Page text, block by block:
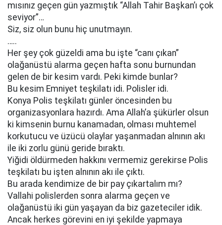
mısınız geçen gün yazmıştık “Allah Tahir Başkan’ı çok
seviyor”…
Siz, siz olun bunu hiç unutmayın.
…..
Her şey çok güzeldi ama bu işte “canı çıkan”
olağanüstü alarma geçen hafta sonu burnundan
gelen de bir kesim vardı. Peki kimde bunlar?
Bu kesim Emniyet teşkilatı idi. Polisler idi.
Konya Polis teşkilatı günler öncesinden bu
organizasyonlara hazırdı. Ama Allah’a şükürler olsun
ki kimsenin burnu kanamadan, olması muhtemel
korkutucu ve üzücü olaylar yaşanmadan alnının akı
ile iki zorlu günü geride bıraktı.
Yiğidi öldürmeden hakkını vermemiz gerekirse Polis
teşkilatı bu işten alnının akı ile çıktı.
Bu arada kendimize de bir pay çıkartalım mı?
Vallahi polislerden sonra alarma geçen ve
olağanüstü iki gün yaşayan da biz gazeteciler idik.
Ancak herkes görevini en iyi şekilde yapmaya